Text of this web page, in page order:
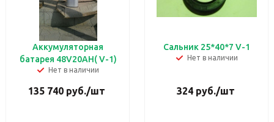
Аккумуляторная
батарея 48V20AH( V-1)
Нет в наличии
135 740 руб./шт
Сальник 25*40*7 V-1
Нет в наличии
324руб./шт